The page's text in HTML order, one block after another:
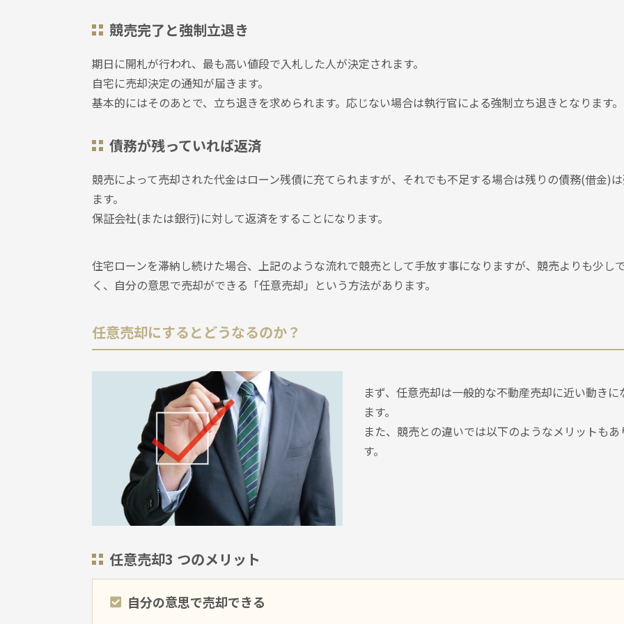
競売完了と強制立退き
期⽇に開札が行われ、最も高い値段で入札した人が決定されます。
自宅に売却決定の通知が届きます。
基本的にはそのあとで、立ち退きを求められます。応じない場合は執行官による強制立ち退きとなります。
債務が残っていれば返済
競売によって売却された代金はローン残債に充てられますが、それでも不⾜する場合は残りの債務(借金)
ます。
保証会社(または銀行)に対して返済をすることになります。
住宅ローンを滞納し続けた場合、上記のような流れで競売として手放す事になりますが、競売よりも少し
く、自分の意思で売却ができる「任意売却」という方法があります。
任意売却にするとどうなるのか？
まず、任意売却は⼀般的な不動産売却に近い動きに
ます。
また、競売との違いでは以下のようなメリットもあ
す。
任意売却3 つのメリット
自分の意思で売却できる